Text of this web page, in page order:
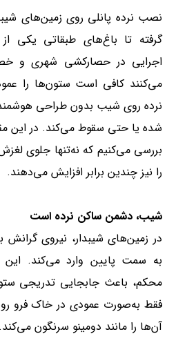
نصب نرده پانلی روی زمین‌های
گرفته تا باغ‌های طبقاتی یکی از
اجرایی در حصارکشی شهری و
می‌کنند کافی است ستون‌ها را
نرده روی شیب بدون طراحی
شده یا حتی سقوط می‌کند. در این
بررسی می‌کنیم که نه‌تنها جلوی
را نیز چندین برابر افزایش می‌دهند.
شیب، دشمن ساکن نرده است
در زمین‌های شیبدار، نیروی
به سمت پایین وارد می‌کند.
محکم، باعث جابجایی تدریجی
فقط به‌صورت عمودی در خاک فرو
آن‌ها را مانند دومینو سرنگون می‌کند.